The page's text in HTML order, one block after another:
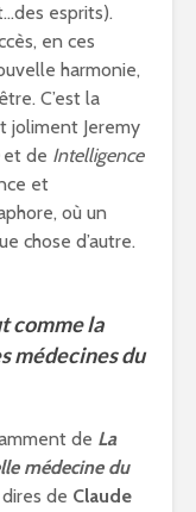
esprits).
en ces
harmonie,
C’est la
joliment Jeremy
et de Intelligence
et
où un
chose d’autre.
comme la
médecines du
de La
médecine du
de Claude